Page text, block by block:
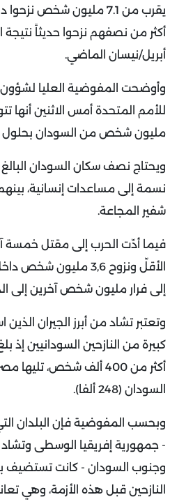
يقرب من 7.1 مليون شخص
أكثر من نصفهم نزحوا حديثاً نتيجة
أبريل/نيسان الماضي.
وأوضحت المفوضية العليا لشؤون
مليون شخص من السودان بحلول
نسمة إلى مساعدات إنسانية،
شفير المجاعة.
فيما أدّت الحرب إلى مقتل
الأقلّ ونزوح 3,6 مليون
إلى فرار مليون شخص آخرين إلى
وتعتبر تشاد من أبرز الجيران الذين
كبيرة من النازحين السودانيين إذ
السودان (248 ألفا).
وبحسب المفوضية فإن البلدان
- جمهورية إفريقيا الوسطى وتشاد
وجنوب السودان - كانت تستضيف
النازحين قبل هذه الأزمة، وهي